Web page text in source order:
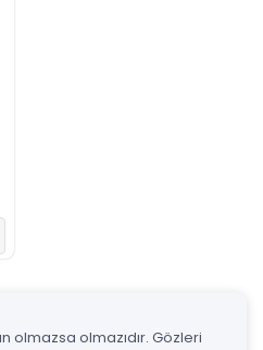
olmazsa olmazıdır. Gözleri